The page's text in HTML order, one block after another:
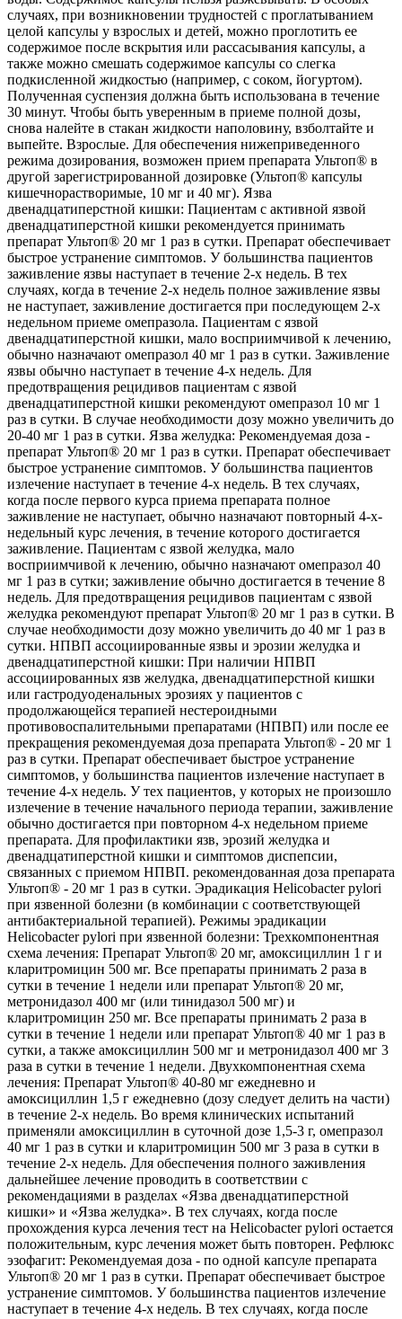
случаях, при возникновении трудностей с проглатыванием
целой капсулы у взрослых и детей, можно проглотить ее
содержимое после вскрытия или рассасывания капсулы, а
также можно смешать содержимое капсулы со слегка
подкисленной жидкостью (например, с соком, йогуртом).
Полученная суспензия должна быть использована в течение
30 минут. Чтобы быть уверенным в приеме полной дозы,
снова налейте в стакан жидкости наполовину, взболтайте и
выпейте. Взрослые. Для обеспечения нижеприведенного
режима дозирования, возможен прием препарата Ультоп® в
другой зарегистрированной дозировке (Ультоп® капсулы
кишечнорастворимые, 10 мг и 40 мг). Язва
двенадцатиперстной кишки: Пациентам с активной язвой
двенадцатиперстной кишки рекомендуется принимать
препарат Ультоп® 20 мг 1 раз в сутки. Препарат обеспечивает
быстрое устранение симптомов. У большинства пациентов
заживление язвы наступает в течение 2-х недель. В тех
случаях, когда в течение 2-х недель полное заживление язвы
не наступает, заживление достигается при последующем 2-х
недельном приеме омепразола. Пациентам с язвой
двенадцатиперстной кишки, мало восприимчивой к лечению,
обычно назначают омепразол 40 мг 1 раз в сутки. Заживление
язвы обычно наступает в течение 4-х недель. Для
предотвращения рецидивов пациентам с язвой
двенадцатиперстной кишки рекомендуют омепразол 10 мг 1
раз в сутки. В случае необходимости дозу можно увеличить до
20-40 мг 1 раз в сутки. Язва желудка: Рекомендуемая доза -
препарат Ультоп® 20 мг 1 раз в сутки. Препарат обеспечивает
быстрое устранение симптомов. У большинства пациентов
излечение наступает в течение 4-х недель. В тех случаях,
когда после первого курса приема препарата полное
заживление не наступает, обычно назначают повторный 4-х-
недельный курс лечения, в течение которого достигается
заживление. Пациентам с язвой желудка, мало
восприимчивой к лечению, обычно назначают омепразол 40
мг 1 раз в сутки; заживление обычно достигается в течение 8
недель. Для предотвращения рецидивов пациентам с язвой
желудка рекомендуют препарат Ультоп® 20 мг 1 раз в сутки. В
случае необходимости дозу можно увеличить до 40 мг 1 раз в
сутки. НПВП ассоциированные язвы и эрозии желудка и
двенадцатиперстной кишки: При наличии НПВП
ассоциированных язв желудка, двенадцатиперстной кишки
или гастродуоденальных эрозиях у пациентов с
продолжающейся терапией нестероидными
противовоспалительными препаратами (НПВП) или после ее
прекращения рекомендуемая доза препарата Ультоп® - 20 мг 1
раз в сутки. Препарат обеспечивает быстрое устранение
симптомов, у большинства пациентов излечение наступает в
течение 4-х недель. У тех пациентов, у которых не произошло
излечение в течение начального периода терапии, заживление
обычно достигается при повторном 4-х недельном приеме
препарата. Для профилактики язв, эрозий желудка и
двенадцатиперстной кишки и симптомов диспепсии,
связанных с приемом НПВП. рекомендованная доза препарата
Ультоп® - 20 мг 1 раз в сутки. Эрадикация Helicobacter pylori
при язвенной болезни (в комбинации с соответствующей
антибактериальной терапией). Режимы эрадикации
Helicobacter pylori при язвенной болезни: Трехкомпонентная
схема лечения: Препарат Ультоп® 20 мг, амоксициллин 1 г и
кларитромицин 500 мг. Все препараты принимать 2 раза в
сутки в течение 1 недели или препарат Ультоп® 20 мг,
метронидазол 400 мг (или тинидазол 500 мг) и
кларитромицин 250 мг. Все препараты принимать 2 раза в
сутки в течение 1 недели или препарат Ультоп® 40 мг 1 раз в
сутки, а также амоксициллин 500 мг и метронидазол 400 мг 3
раза в сутки в течение 1 недели. Двухкомпонентная схема
лечения: Препарат Ультоп® 40-80 мг ежедневно и
амоксициллин 1,5 г ежедневно (дозу следует делить на части)
в течение 2-х недель. Во время клинических испытаний
применяли амоксициллин в суточной дозе 1,5-3 г, омепразол
40 мг 1 раз в сутки и кларитромицин 500 мг 3 раза в сутки в
течение 2-х недель. Для обеспечения полного заживления
дальнейшее лечение проводить в соответствии с
рекомендациями в разделах «Язва двенадцатиперстной
кишки» и «Язва желудка». В тех случаях, когда после
прохождения курса лечения тест на Helicobacter pylori остается
положительным, курс лечения может быть повторен. Рефлюкс
эзофагит: Рекомендуемая доза - по одной капсуле препарата
Ультоп® 20 мг 1 раз в сутки. Препарат обеспечивает быстрое
устранение симптомов. У большинства пациентов излечение
наступает в течение 4-х недель. В тех случаях, когда после